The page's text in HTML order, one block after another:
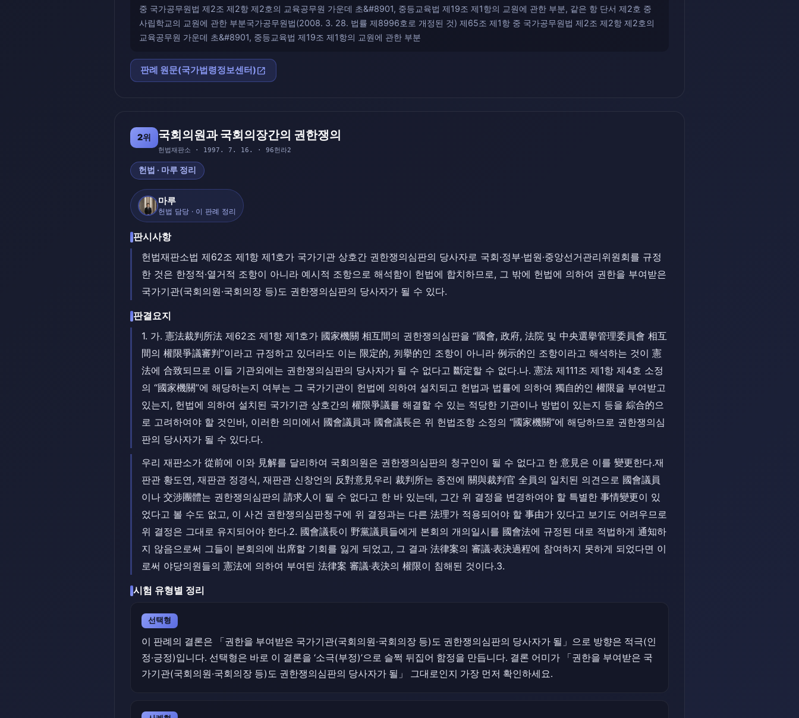
중 국가공무원법 제2조 제2항 제2호의 교육공무원 가운데 초&#8901, 중등교육법 제19조 제1항의 교원에 관한 부분, 같은 항 단서 제2호 중
사립학교의 교원에 관한 부분국가공무원법(2008. 3. 28. 법률 제8996호로 개정된 것) 제65조 제1항 중 국가공무원법 제2조 제2항 제2호의
교육공무원 가운데 초&#8901, 중등교육법 제19조 제1항의 교원에 관한 부분
판례 원문(국가법령정보센터)open_in_new
2위 국회의원과 국회의장간의 권한쟁의
헌법재판소 · 1997. 7. 16. · 96헌라2
헌법 · 마루 정리
마루
헌법 담당 · 이 판례 정리
판시사항
헌법재판소법 제62조 제1항 제1호가 국가기관 상호간 권한쟁의심판의 당사자로 국회·정부·법원·중앙선거관리위원회를 규정
한 것은 한정적·열거적 조항이 아니라 예시적 조항으로 해석함이 헌법에 합치하므로, 그 밖에 헌법에 의하여 권한을 부여받은
국가기관(국회의원·국회의장 등)도 권한쟁의심판의 당사자가 될 수 있다.
판결요지
1. 가. 憲法裁判所法 제62조 제1항 제1호가 國家機關 相互間의 권한쟁의심판을 “國會, 政府, 法院 및 中央選擧管理委員會 相互
間의 權限爭議審判”이라고 규정하고 있더라도 이는 限定的, 列擧的인 조항이 아니라 例示的인 조항이라고 해석하는 것이 憲
法에 合致되므로 이들 기관외에는 권한쟁의심판의 당사자가 될 수 없다고 斷定할 수 없다.나. 憲法 제111조 제1항 제4호 소정
의 “國家機關”에 해당하는지 여부는 그 국가기관이 헌법에 의하여 설치되고 헌법과 법률에 의하여 獨自的인 權限을 부여받고
있는지, 헌법에 의하여 설치된 국가기관 상호간의 權限爭議를 해결할 수 있는 적당한 기관이나 방법이 있는지 등을 綜合的으
로 고려하여야 할 것인바, 이러한 의미에서 國會議員과 國會議長은 위 헌법조항 소정의 “國家機關”에 해당하므로 권한쟁의심
판의 당사자가 될 수 있다.다.
우리 재판소가 從前에 이와 見解를 달리하여 국회의원은 권한쟁의심판의 청구인이 될 수 없다고 한 意見은 이를 變更한다.재
판관 황도연, 재판관 정경식, 재판관 신창언의 反對意見우리 裁判所는 종전에 關與裁判官 全員의 일치된 의견으로 國會議員
이나 交涉團體는 권한쟁의심판의 請求人이 될 수 없다고 한 바 있는데, 그간 위 결정을 변경하여야 할 특별한 事情變更이 있
었다고 볼 수도 없고, 이 사건 권한쟁의심판청구에 위 결정과는 다른 法理가 적용되어야 할 事由가 있다고 보기도 어려우므로
위 결정은 그대로 유지되어야 한다.2. 國會議長이 野黨議員들에게 본회의 개의일시를 國會法에 규정된 대로 적법하게 通知하
지 않음으로써 그들이 본회의에 出席할 기회를 잃게 되었고, 그 결과 法律案의 審議·表決過程에 참여하지 못하게 되었다면 이
로써 야당의원들의 憲法에 의하여 부여된 法律案 審議·表決의 權限이 침해된 것이다.3.
시험 유형별 정리
선택형
이 판례의 결론은 「권한을 부여받은 국가기관(국회의원·국회의장 등)도 권한쟁의심판의 당사자가 될」으로 방향은 적극(인
정·긍정)입니다. 선택형은 바로 이 결론을 ‘소극(부정)’으로 슬쩍 뒤집어 함정을 만듭니다. 결론 어미가 「권한을 부여받은 국
가기관(국회의원·국회의장 등)도 권한쟁의심판의 당사자가 될」 그대로인지 가장 먼저 확인하세요.